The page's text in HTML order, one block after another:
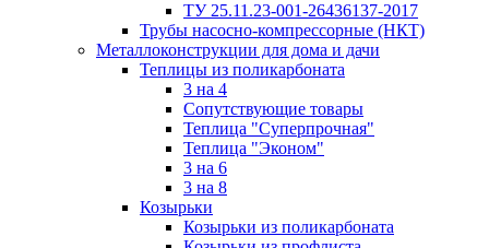
ТУ 25.11.23-001-26436137-2017
Трубы насосно-компрессорные (НКТ)
Металлоконструкции для дома и дачи
Теплицы из поликарбоната
3 на 4
Сопутствующие товары
Теплица "Суперпрочная"
Теплица "Эконом"
3 на 6
3 на 8
Козырьки
Козырьки из поликарбоната